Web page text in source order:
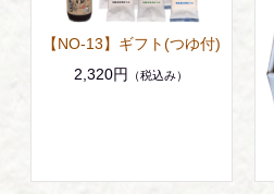
【NO-13】ギフト(つゆ付)
2,320円
（税込み）